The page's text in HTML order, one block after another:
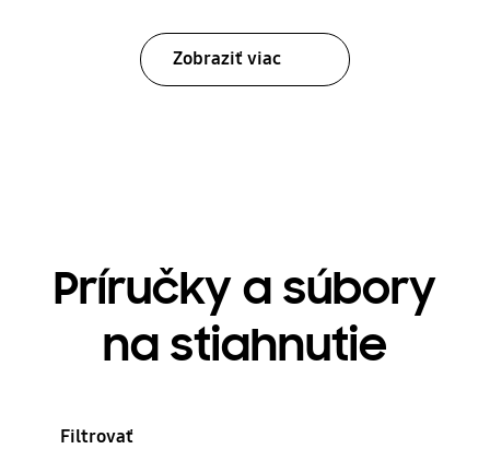
Zobraziť viac
Príručky a súbory
na stiahnutie
Filtrovať